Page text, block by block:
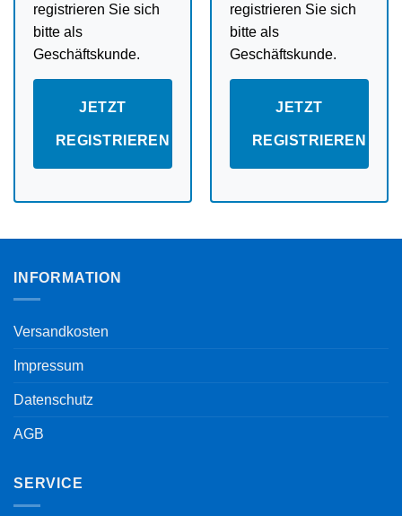
registrieren Sie sich
bitte als
Geschäftskunde.
JETZT
REGISTRIEREN
registrieren Sie sich
bitte als
Geschäftskunde.
JETZT
REGISTRIEREN
INFORMATION
Versandkosten
Impressum
Datenschutz
AGB
SERVICE